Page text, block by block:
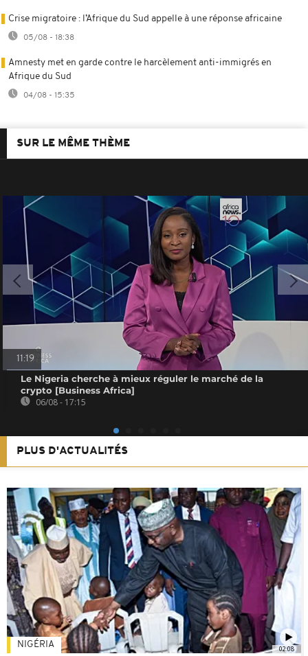
Crise migratoire : l’Afrique du Sud appelle à une réponse africaine
05/08 - 18:38
Amnesty met en garde contre le harcèlement anti-immigrés en
Afrique du Sud
04/08 - 15:35
SUR LE MÊME THÈME
11:19
Le Nigeria cherche à mieux réguler le marché de la
crypto [Business Africa]
06/08 - 17:15
PLUS D'ACTUALITÉS
02:08
NIGÉRIA